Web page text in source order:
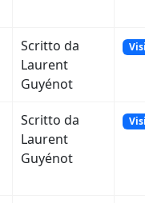
Scritto da
Laurent
Guyénot
Scritto da
Laurent
Guyénot